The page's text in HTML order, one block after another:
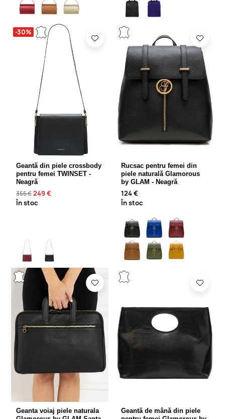
-30%
Geantă din piele crossbody
pentru femei TWINSET -
Neagră
355 €249 €
În stoc
Rucsac pentru femei din
piele naturală Glamorous
by GLAM - Neagră
124 €
În stoc
Geanta voiaj piele naturala
Geantă de mână din piele